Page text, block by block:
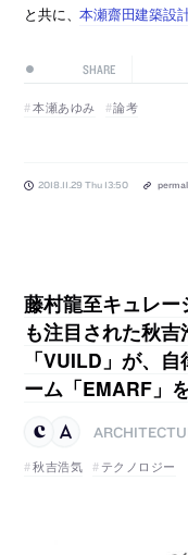
と共に、本瀬齋田建築設
SHARE
本瀬あゆみ 論考
2018.11.29 Thu 13:50
藤村龍至キュレ
も注目された秋吉
「VUILD」が、
ーム「EMARF」
秋吉浩気
テクノロジー